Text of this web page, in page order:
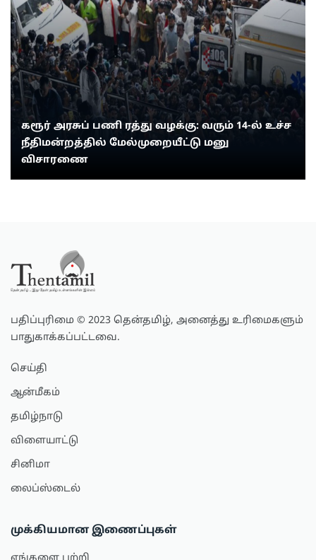
கரூர் அரசுப் பணி ரத்து வழக்கு: வரும் 14-ல் உச்ச
நீதிமன்றத்தில் மேல்முறையீட்டு மனு
விசாரணை
பதிப்புரிமை © 2023 தென்தமிழ், அனைத்து உரிமைகளும்
பாதுகாக்கப்பட்டவை.
செய்தி
ஆன்மீகம்
தமிழ்நாடு
விளையாட்டு
சினிமா
லைப்ஸ்டைல்
முக்கியமான இணைப்புகள்